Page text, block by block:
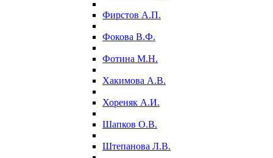
Фирстов А.П.
Фокова В.Ф.
Фотина М.Н.
Хакимова А.В.
Хореняк А.И.
Шапков О.В.
Штепанова Л.В.